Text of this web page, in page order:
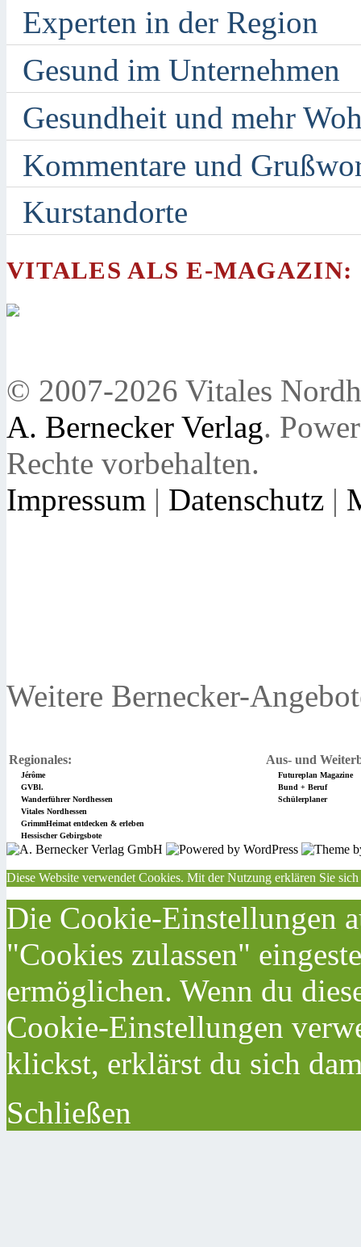
Experten in der Region
Gesund im Unternehmen
Gesundheit und mehr
Kommentare und
Kurstandorte
VITALES ALS E-MAGAZIN:
© 2007-2026 Vitales
A. Bernecker Verlag.
Rechte vorbehalten.
Impressum | Datenschutz |
Weitere Bernecker-
Regionales: Aus- und
Jérôme
Futureplan Magazine
GVBl.
Bund + Beruf
Wanderführer Nordhessen
Schülerplaner
Vitales Nordhessen
GrimmHeimat entdecken & erleben
Hessischer Gebirgsbote
Diese Website verwendet Cookies. Mit der Nutzung erklären Sie
Die Cookie-Einstellungen
"Cookies zulassen"
ermöglichen. Wenn du
Cookie-Einstellungen
klickst, erklärst du sich
Schließen